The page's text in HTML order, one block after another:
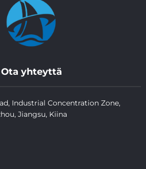
Ota yhteyttä
Industrial Concentration Zone,
Jiangsu, Kiina